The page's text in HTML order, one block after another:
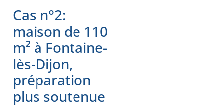
Cas n°2:
maison de 110
m² à Fontaine-
lès-Dijon,
préparation
plus soutenue